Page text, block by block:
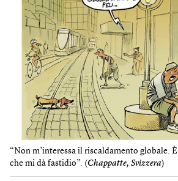
“Non m’interessa il riscaldamento globale.
che mi dà fastidio”. (Chappatte, Svizzera)